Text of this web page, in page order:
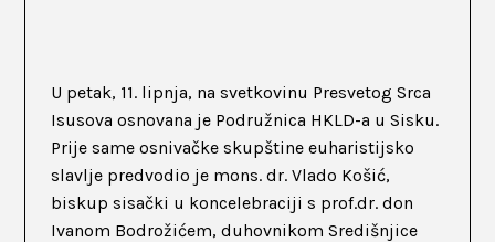
U petak, 11. lipnja, na svetkovinu Presvetog Srca
Isusova osnovana je Podružnica HKLD-a u Sisku.
Prije same osnivačke skupštine euharistijsko
slavlje predvodio je mons. dr. Vlado Košić,
biskup sisački u koncelebraciji s prof.dr. don
Ivanom Bodrožićem, duhovnikom Središnjice